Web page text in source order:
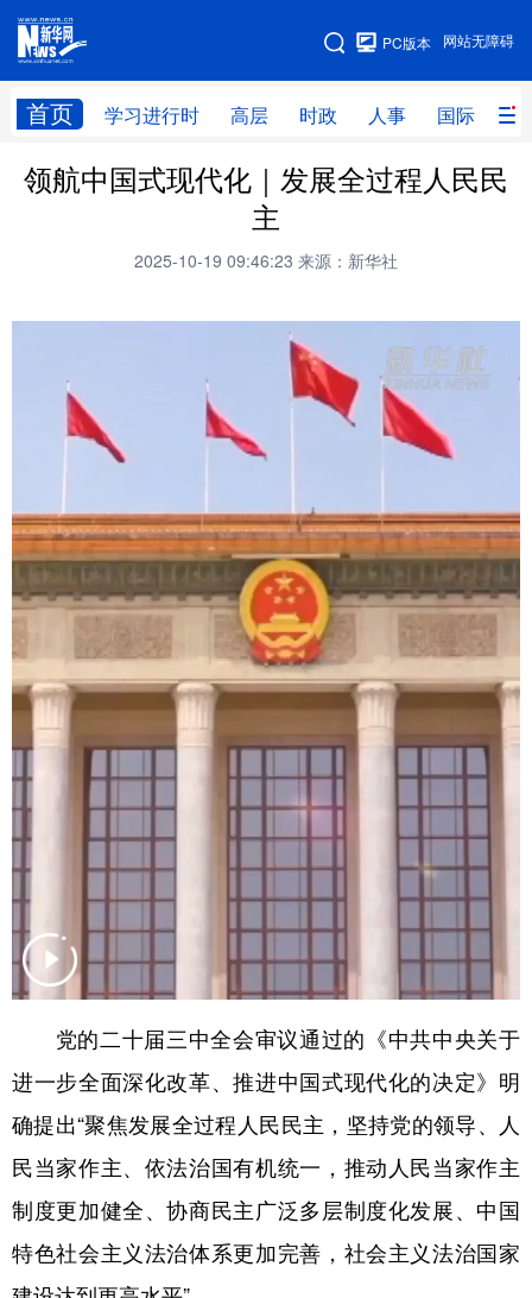
网站无障碍
PC版本
首页 学习进行时 高层 时政 人事 国际 财
网站地图
学习进行时 高层 时政 人事
文化 书画 健康 军事
访谈 视频 政务
食品 人居 信息化 数字经济
银龄
能源
彩票 娱乐 时尚 悦读
一带一路
文化产业
地方频道
辽宁 上海 江苏
山东 河南 湖北 湖南
广东 广西 海南 重庆
四川 贵州 云南 西藏
陕西 甘肃 青海 宁夏
新疆 内蒙古 黑龙江
领航中国式现代化｜发展全过程人民民
主
2025-10-19 09:46:23 来源：新华社
党的二十届三中全会审议通过的《中共中央关于
进一步全面深化改革、推进中国式现代化的决定》明
确提出“聚焦发展全过程人民民主，坚持党的领导、人
民当家作主、依法治国有机统一，推动人民当家作主
制度更加健全、协商民主广泛多层制度化发展、中国
特色社会主义法治体系更加完善，社会主义法治国家